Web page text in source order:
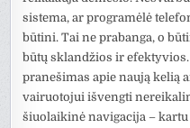
sistema, ar programėlė
būtini. Tai ne prabanga, o
būtų sklandžios ir
pranešimas apie naują kelią
vairuotojui išvengti
šiuolaikinė navigacija –